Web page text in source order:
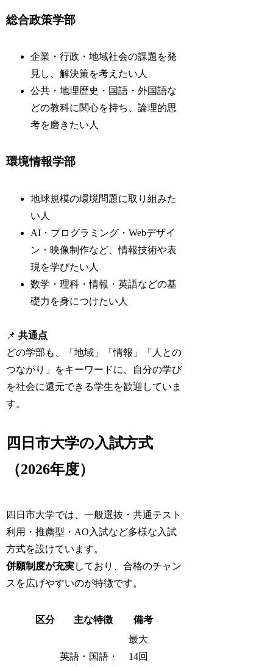
総合政策学部
企業・行政・地域社会の課題を発
見し、解決策を考えたい人
公共・地理歴史・国語・外国語な
どの教科に関心を持ち、論理的思
考を磨きたい人
環境情報学部
地球規模の環境問題に取り組みた
い人
AI・プログラミング・Webデザイ
ン・映像制作など、情報技術や表
現を学びたい人
数学・理科・情報・英語などの基
礎力を身につけたい人
📌共通点
どの学部も、「地域」「情報」「人との
つながり」をキーワードに、自分の学び
を社会に還元できる学生を歓迎していま
す。
四日市大学の入試方式
（2026年度）
四日市大学では、一般選抜・共通テスト
利用・推薦型・AO入試など多様な入試
方式を設けています。
併願制度が充実しており、合格のチャン
スを広げやすいのが特徴です。
区分 主な特徴 備考
英語・国語・
最大
14回